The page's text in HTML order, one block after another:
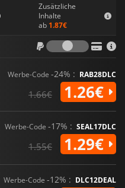
Zusätzliche
Inhalte
ab 1.87€
Werbe-Code -24% : RAB28DLC
1.66€ 1.26€
Werbe-Code -17% : SEAL17DLC
1.55€ 1.29€
Werbe-Code -12% : DLC12DEAL